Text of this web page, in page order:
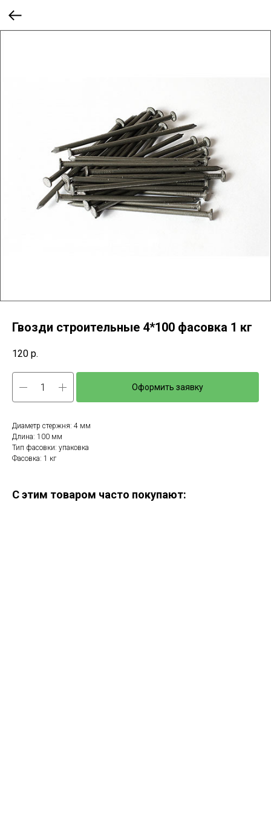
Гвозди строительные 4*100 фасовка 1 кг
120 р.
Оформить заявку
Диаметр стержня: 4 мм
Длина: 100 мм
Тип фасовки: упаковка
Фасовка: 1 кг
С этим товаром часто покупают: